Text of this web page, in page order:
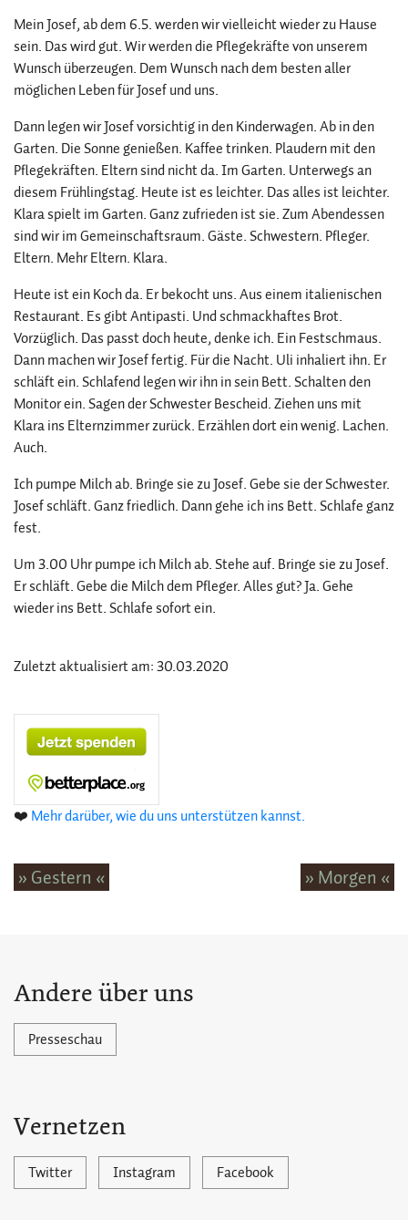
Mein Josef, ab dem 6.5. werden wir vielleicht wieder zu Hause
sein. Das wird gut. Wir werden die Pflegekräfte von unserem
Wunsch überzeugen. Dem Wunsch nach dem besten aller
möglichen Leben für Josef und uns.
Dann legen wir Josef vorsichtig in den Kinderwagen. Ab in den
Garten. Die Sonne genießen. Kaffee trinken. Plaudern mit den
Pflegekräften. Eltern sind nicht da. Im Garten. Unterwegs an
diesem Frühlingstag. Heute ist es leichter. Das alles ist leichter.
Klara spielt im Garten. Ganz zufrieden ist sie. Zum Abendessen
sind wir im Gemeinschaftsraum. Gäste. Schwestern. Pfleger.
Eltern. Mehr Eltern. Klara.
Heute ist ein Koch da. Er bekocht uns. Aus einem italienischen
Restaurant. Es gibt Antipasti. Und schmackhaftes Brot.
Vorzüglich. Das passt doch heute, denke ich. Ein Festschmaus.
Dann machen wir Josef fertig. Für die Nacht. Uli inhaliert ihn. Er
schläft ein. Schlafend legen wir ihn in sein Bett. Schalten den
Monitor ein. Sagen der Schwester Bescheid. Ziehen uns mit
Klara ins Elternzimmer zurück. Erzählen dort ein wenig. Lachen.
Auch.
Ich pumpe Milch ab. Bringe sie zu Josef. Gebe sie der Schwester.
Josef schläft. Ganz friedlich. Dann gehe ich ins Bett. Schlafe ganz
fest.
Um 3.00 Uhr pumpe ich Milch ab. Stehe auf. Bringe sie zu Josef.
Er schläft. Gebe die Milch dem Pfleger. Alles gut? Ja. Gehe
wieder ins Bett. Schlafe sofort ein.
Zuletzt aktualisiert am: 30.03.2020
❤️ Mehr darüber, wie du uns unterstützen kannst.
» Gestern « » Morgen «
Andere über uns
Presseschau
Vernetzen
Twitter Instagram Facebook